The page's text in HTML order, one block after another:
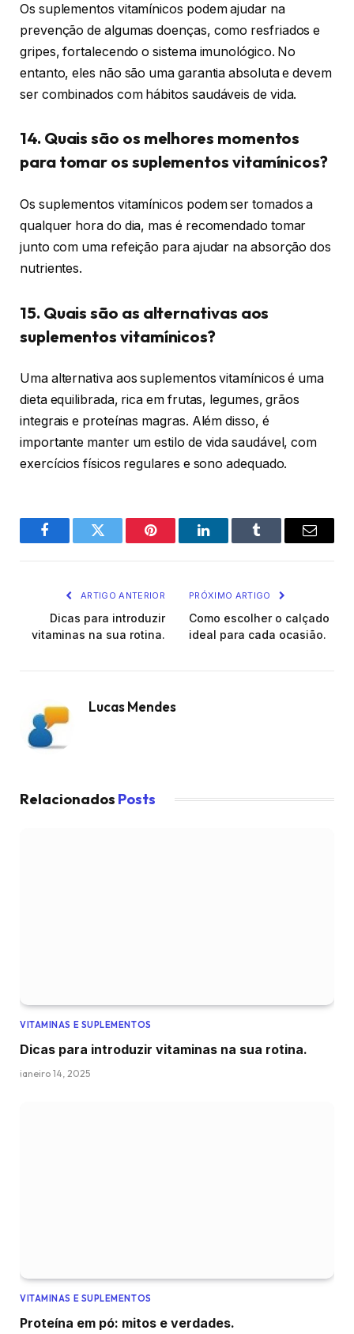
Os suplementos vitamínicos podem ajudar na
prevenção de algumas doenças, como resfriados e
gripes, fortalecendo o sistema imunológico. No
entanto, eles não são uma garantia absoluta e devem
ser combinados com hábitos saudáveis de vida.
14. Quais são os melhores momentos
para tomar os suplementos vitamínicos?
Os suplementos vitamínicos podem ser tomados a
qualquer hora do dia, mas é recomendado tomar
junto com uma refeição para ajudar na absorção dos
nutrientes.
15. Quais são as alternativas aos
suplementos vitamínicos?
Uma alternativa aos suplementos vitamínicos é uma
dieta equilibrada, rica em frutas, legumes, grãos
integrais e proteínas magras. Além disso, é
importante manter um estilo de vida saudável, com
exercícios físicos regulares e sono adequado.
FacebookTwitter Pinterest O
Tumblr
E-
ARTIGO ANTERIOR
Dicas para introduzir
vitaminas na sua rotina.
PRÓXIMO ARTIGO
Como escolher o calçado
ideal para cada ocasião.
Lucas Mendes
Relacionados Posts
VITAMINAS E SUPLEMENTOS
Dicas para introduzir vitaminas na sua rotina.
janeiro 14, 2025
VITAMINAS E SUPLEMENTOS
Proteína em pó: mitos e verdades.